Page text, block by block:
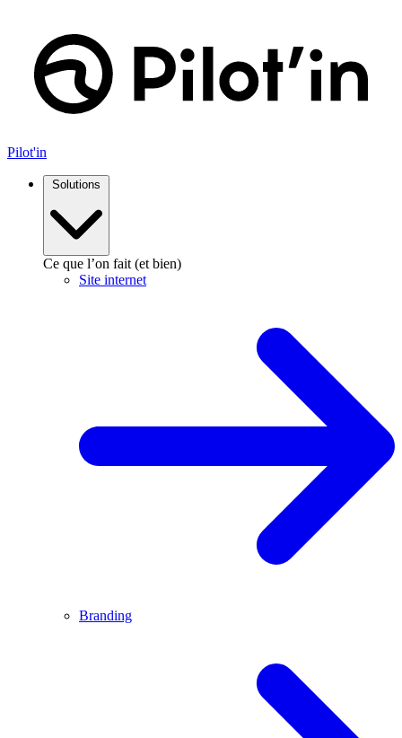
contenu
Pilot'in
Solutions
Ce que l’on fait (et bien)
Site internet
Branding